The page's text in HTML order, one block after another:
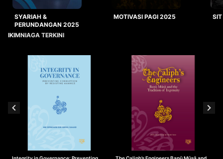
SYARIAH &
PERUNDANGAN 2025
MOTIVASI PAGI 2025
IKIMNIAGA TERKINI